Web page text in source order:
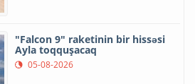
"Falcon 9" raketinin bir hissəsi
Ayla toqquşacaq
05-08-2026